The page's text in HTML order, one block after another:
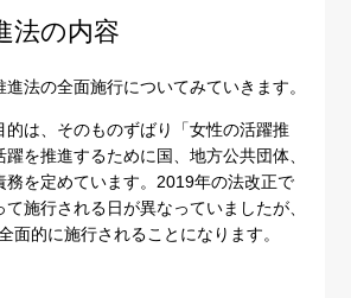
法の内容
法の全面施行についてみていきます。
的は、そのものずばり「女性の活躍推
を推進するために国、地方公共団体、
務を定めています。2019年の法改正で
施行される日が異なっていましたが、
面的に施行されることになります。